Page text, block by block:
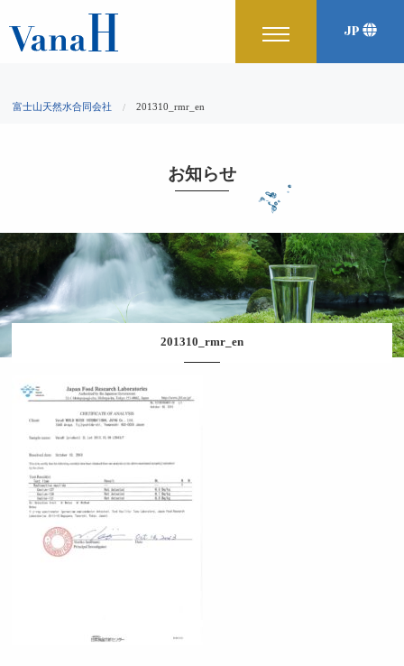
JP
富士山天然水合同会社 201310_rmr_en
お知らせ
201310_rmr_en